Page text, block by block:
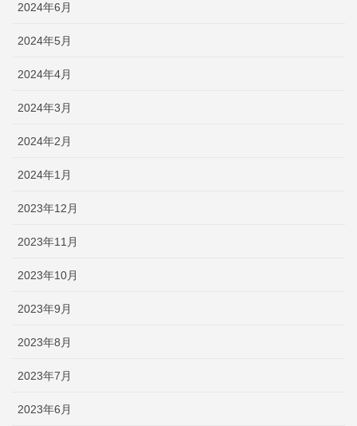
2024年6月
2024年5月
2024年4月
2024年3月
2024年2月
2024年1月
2023年12月
2023年11月
2023年10月
2023年9月
2023年8月
2023年7月
2023年6月